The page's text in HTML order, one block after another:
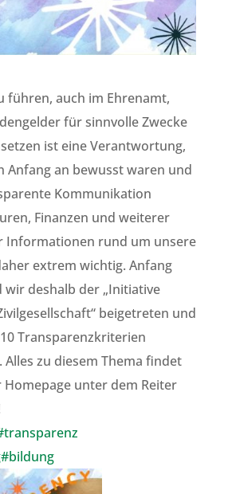
führen, auch im Ehrenamt,
für sinnvolle Zwecke
ist eine Verantwortung,
Anfang an bewusst waren und
Kommunikation
Finanzen und weiterer
Informationen rund um unsere
extrem wichtig. Anfang
wir deshalb der „Initiative
beigetreten und
Transparenzkriterien
zu diesem Thema findet
unter dem Reiter
#bildung